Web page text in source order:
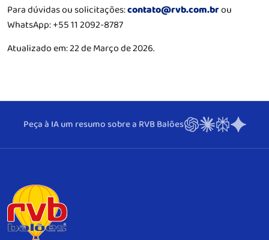
Para dúvidas ou solicitações:contato@rvb.com.brou
WhatsApp: +55 11 2092-8787
Atualizado em: 22 de Março de 2026.
Peça à IA um resumo sobre a RVB Balões